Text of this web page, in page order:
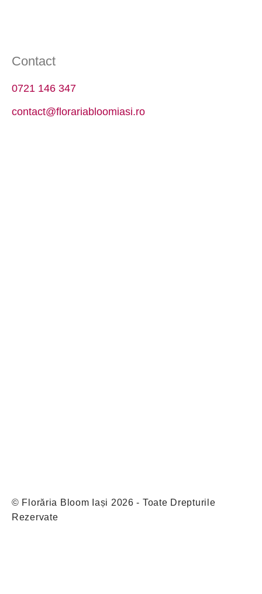
Contact
0721 146 347
contact@florariabloomiasi.ro
© Florăria Bloom Iași 2026 - Toate Drepturile
Rezervate